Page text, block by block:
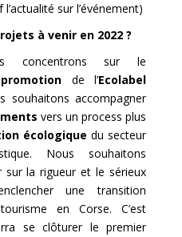
l’actualité sur l’événement)
à venir en 2022 ?
concentrons sur le
promotionde l’Ecolabel
souhaitons accompagner
vers un process plus
écologique du secteur
Nous souhaitons
sur la rigueur et le sérieux
une transition
en Corse. C’est
se clôturer le premier